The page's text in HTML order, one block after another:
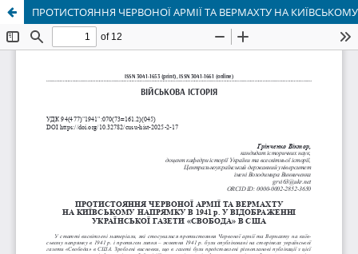
ПРОТИСТОЯННЯ ЧЕРВОНОЇ АРМІЇ ТА ВЕРМАХТУ НА